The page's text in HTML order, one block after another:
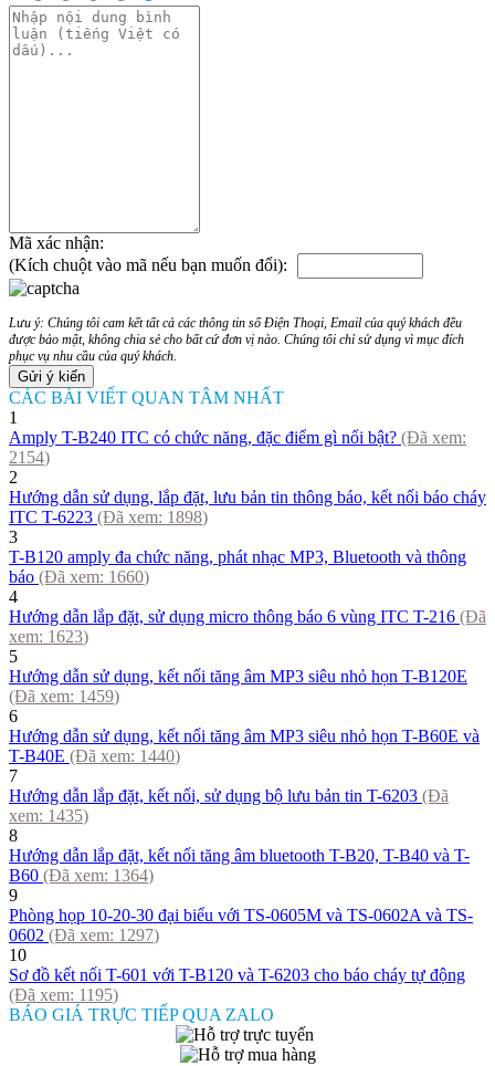
Mã xác nhận:
(Kích chuột vào mã nếu bạn muốn đổi):
Lưu ý: Chúng tôi cam kết tất cả các thông tin số Điện Thoại, Email của quý khách đều
được bảo mật, không chia sẻ cho bất cứ đơn vị nào. Chúng tôi chỉ sử dụng vì mục đích
phục vụ nhu cầu của quý khách.
CÁC BÀI VIẾT QUAN TÂM NHẤT
1
Amply T-B240 ITC có chức năng, đặc điểm gì nổi bật? (Đã xem:
2154)
2
Hướng dẫn sử dụng, lắp đặt, lưu bản tin thông báo, kết nối báo cháy
ITC T-6223 (Đã xem: 1898)
3
T-B120 amply đa chức năng, phát nhạc MP3, Bluetooth và thông
báo (Đã xem: 1660)
4
Hướng dẫn lắp đặt, sử dụng micro thông báo 6 vùng ITC T-216 (Đã
xem: 1623)
5
Hướng dẫn sử dụng, kết nối tăng âm MP3 siêu nhỏ họn T-B120E
(Đã xem: 1459)
6
Hướng dẫn sử dụng, kết nối tăng âm MP3 siêu nhỏ họn T-B60E và
T-B40E (Đã xem: 1440)
7
Hướng dẫn lắp đặt, kết nối, sử dụng bộ lưu bản tin T-6203 (Đã
xem: 1435)
8
Hướng dẫn lắp đặt, kết nối tăng âm bluetooth T-B20, T-B40 và T-
B60 (Đã xem: 1364)
9
Phòng họp 10-20-30 đại biểu với TS-0605M và TS-0602A và TS-
0602 (Đã xem: 1297)
10
Sơ đồ kết nối T-601 với T-B120 và T-6203 cho báo cháy tự động
(Đã xem: 1195)
BÁO GIÁ TRỰC TIẾP QUA ZALO